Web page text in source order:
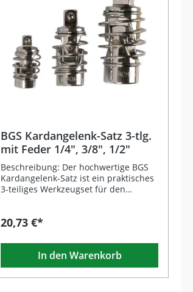
BGS Kardangelenk-Satz 3-tlg.
mit Feder 1/4", 3/8", 1/2"
Beschreibung: Der hochwertige BGS
Kardangelenk-Satz ist ein praktisches
3-teiliges Werkzeugset für den
integrierten Feder sorgt jedes Gelenk
Verbindung zwischen Werkzeug und
Stecknuss, auch an schwer
zugänglichen Stellen. Die
Kardangelenke sind aus robustem
20,73 €*
In den Warenkorb